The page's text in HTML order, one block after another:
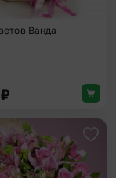
Ванда
₽